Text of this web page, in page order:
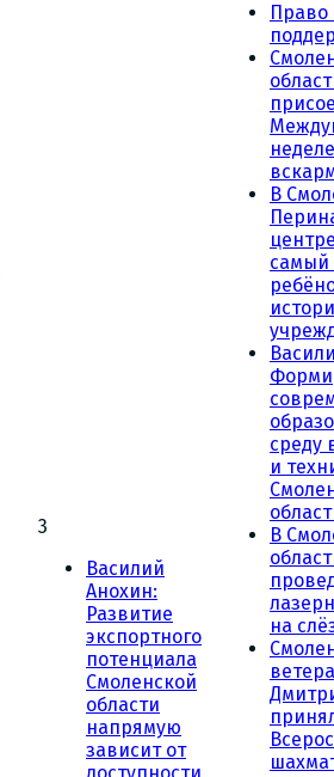
3
Василий
Анохин:
Развитие
экспортного
потенциала
Смоленской
области
напрямую
зависит от
Право
В
самый
среду
и
В
на